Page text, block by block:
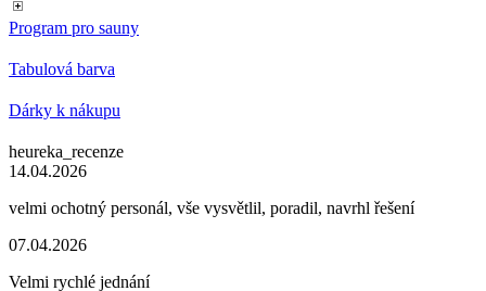
Program pro sauny
Tabulová barva
Dárky k nákupu
heureka_recenze
14.04.2026
velmi ochotný personál, vše vysvětlil, poradil, navrhl řešení
07.04.2026
Velmi rychlé jednání